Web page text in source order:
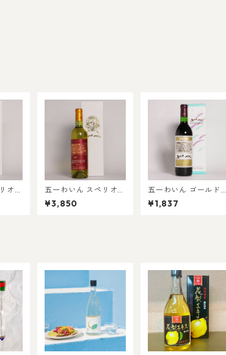
オー
五一わいん スペリオー
ル 白 720ml
¥3,850
五一わいん ゴールド
赤 720ml
¥1,837